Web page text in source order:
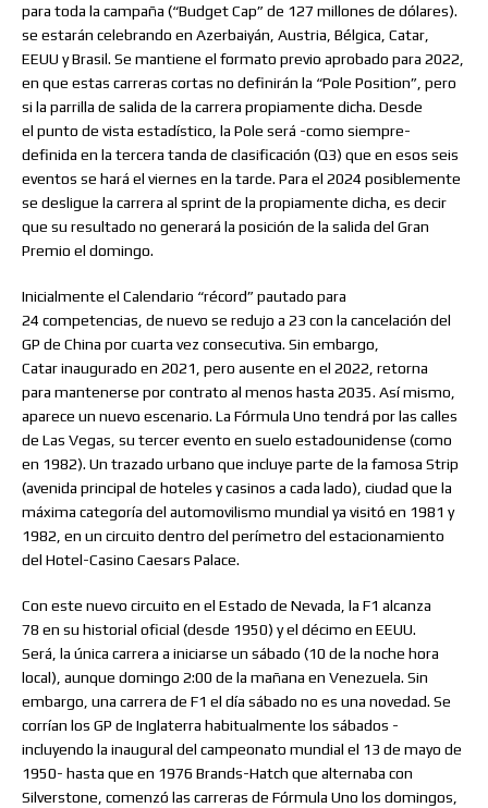
para toda la campaña (“Budget Cap” de 127 millones de dólares).
se estarán celebrando en Azerbaiyán, Austria, Bélgica, Catar,
EEUU y Brasil. Se mantiene el formato previo aprobado para 2022,
en que estas carreras cortas no definirán la “Pole Position”, pero
si la parrilla de salida de la carrera propiamente dicha. Desde
el punto de vista estadístico, la Pole será -como siempre-
definida en la tercera tanda de clasificación (Q3) que en esos seis
eventos se hará el viernes en la tarde. Para el 2024 posiblemente
se desligue la carrera al sprint de la propiamente dicha, es decir
que su resultado no generará la posición de la salida del Gran
Premio el domingo.
Inicialmente el Calendario “récord” pautado para
24 competencias, de nuevo se redujo a 23 con la cancelación del
GP de China por cuarta vez consecutiva. Sin embargo,
Catar inaugurado en 2021, pero ausente en el 2022, retorna
para mantenerse por contrato al menos hasta 2035. Así mismo,
aparece un nuevo escenario. La Fórmula Uno tendrá por las calles
de Las Vegas, su tercer evento en suelo estadounidense (como
en 1982). Un trazado urbano que incluye parte de la famosa Strip
(avenida principal de hoteles y casinos a cada lado), ciudad que la
máxima categoría del automovilismo mundial ya visitó en 1981 y
1982, en un circuito dentro del perímetro del estacionamiento
del Hotel-Casino Caesars Palace.
Con este nuevo circuito en el Estado de Nevada, la F1 alcanza
78 en su historial oficial (desde 1950) y el décimo en EEUU.
Será, la única carrera a iniciarse un sábado (10 de la noche hora
local), aunque domingo 2:00 de la mañana en Venezuela. Sin
embargo, una carrera de F1 el día sábado no es una novedad. Se
corrían los GP de Inglaterra habitualmente los sábados -
incluyendo la inaugural del campeonato mundial el 13 de mayo de
1950- hasta que en 1976 Brands-Hatch que alternaba con
Silverstone, comenzó las carreras de Fórmula Uno los domingos,